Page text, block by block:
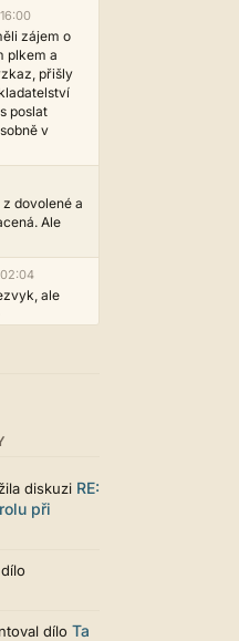
zájem o
plkem a
přišly
poslat
v
dovolené a
Ale
ale
vidět,
do chatu je
nového
místech
velké
bude štvát,
dobře
se.
diskuzi RE:
při
dílo Ta